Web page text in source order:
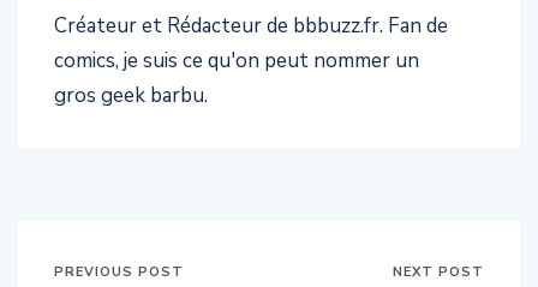
Créateur et Rédacteur de bbbuzz.fr. Fan de
comics, je suis ce qu'on peut nommer un
gros geek barbu.
PREVIOUS POST NEXT POST